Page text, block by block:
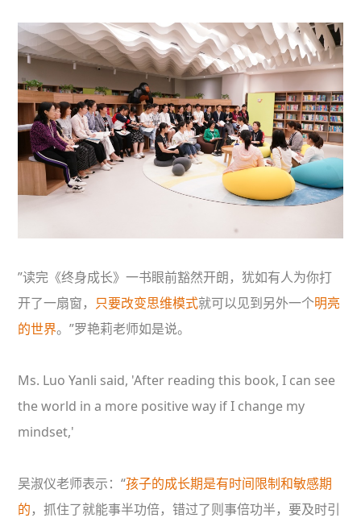
”读完《终身成长》一书眼前豁然开朗，犹如有人为你打
开了一扇窗， 只要改变思维模式就可以见到另外一个明亮
的世界。”罗艳莉老师如是说。
Ms. Luo Yanli said, 'After reading this book, I can see
the world in a more positive way if I change my
mindset,'
吴淑仪老师表示：“孩子的成长期是有时间限制和敏感期
的，抓住了就能事半功倍，错过了则事倍功半，要及时引